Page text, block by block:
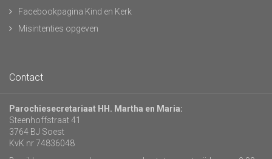
Facebookpagina Kind en Kerk
Misintenties opgeven
Contact
Parochiesecretariaat HH. Martha en Maria:
Steenhoffstraat 41
3764 BJ Soest
KvK nr 74836048